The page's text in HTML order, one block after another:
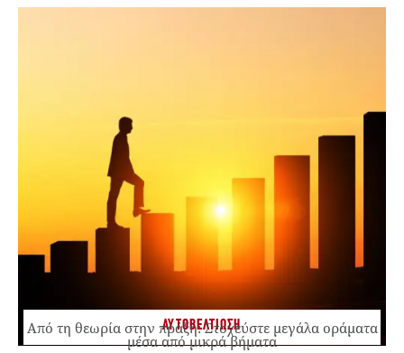
ΑΥΤΟΒΕΛΤΙΩΣΗ
Από τη θεωρία στην πράξη: Στοχεύστε μεγάλα οράματα
μέσα από μικρά βήματα